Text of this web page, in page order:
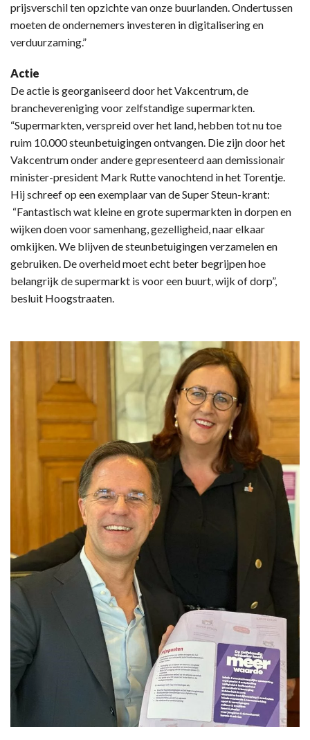
prijsverschil ten opzichte van onze buurlanden. Ondertussen
moeten de ondernemers investeren in digitalisering en
verduurzaming.”
Actie
De actie is georganiseerd door het Vakcentrum, de
branchevereniging voor zelfstandige supermarkten.
“Supermarkten, verspreid over het land, hebben tot nu toe
ruim 10.000 steunbetuigingen ontvangen. Die zijn door het
Vakcentrum onder andere gepresenteerd aan demissionair
minister-president Mark Rutte vanochtend in het Torentje.
Hij schreef op een exemplaar van de Super Steun-krant:
“Fantastisch wat kleine en grote supermarkten in dorpen en
wijken doen voor samenhang, gezelligheid, naar elkaar
omkijken. We blijven de steunbetuigingen verzamelen en
gebruiken. De overheid moet echt beter begrijpen hoe
belangrijk de supermarkt is voor een buurt, wijk of dorp”,
besluit Hoogstraaten.